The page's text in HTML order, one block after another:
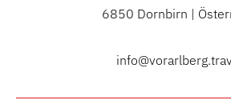
6850 Dornbirn |